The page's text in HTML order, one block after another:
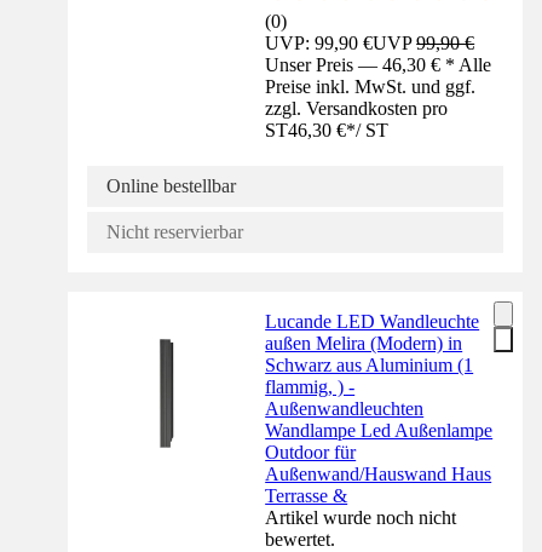
(0)
UVP: 99,90 €UVP99,90 €
Unser Preis — 46,30 € * Alle
Preise inkl. MwSt. und ggf.
zzgl. Versandkosten pro
ST46,30 €*/ ST
Online bestellbar
Nicht reservierbar
Lucande LED Wandleuchte
außen Melira (Modern) in
Schwarz aus Aluminium (1
flammig, ) -
Außenwandleuchten
Wandlampe Led Außenlampe
Outdoor für
Außenwand/Hauswand Haus
Terrasse &
Artikel wurde noch nicht
bewertet.